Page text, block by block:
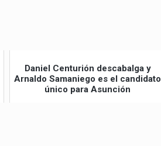
Daniel Centurión descabalga y
Arnaldo Samaniego es el candidato
único para Asunción